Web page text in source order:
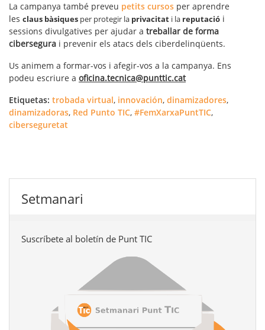
La campanya també preveu petits cursos per aprendre
les claus bàsiques per protegir la privacitat i la reputació i
sessions divulgatives per ajudar a treballar de forma
cibersegura i prevenir els atacs dels ciberdelinqüents.
Us animem a formar-vos i afegir-vos a la campanya. Ens
podeu escriure a oficina.tecnica@punttic.cat
Etiquetas: trobada virtual, innovación, dinamizadores,
dinamizadoras, Red Punto TIC, #FemXarxaPuntTIC,
ciberseguretat
Setmanari
Suscríbete al boletín de Punt TIC